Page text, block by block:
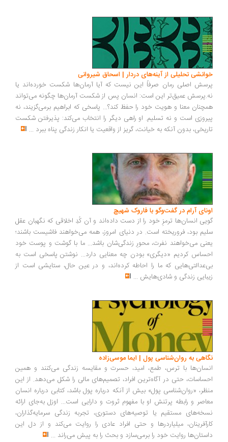
تحلیلی از آینه‌های دردار | اسحاق شیروانی
اصلی رمان صرفاً این نیست که آیا آرمان‌ها شکست خورده‌اند یا
عمیق‌تر این است: انسان پس از شکست آرمان‌ها چگونه می‌تواند
معنا و هویت خود را حفظ کند؟... پاسخی که ابراهیم برمی‌گزیند، نه
است و نه تسلیم. او راهی دیگر را انتخاب می‌کند: پذیرفتن شکست
بدون آنکه به خیانت، گریز از واقعیت یا انکار زندگی پناه ببرد...
آرام در گفت‌وگو با فاروک شهیچ‭
انسان‌ها ترمزِ خود را از دست داده‌اند و آن کُدِ اخلاقی که نگهبان عقل
بود، فروریخته است. در دنیای امروز، همه می‌خواهند فاشیست باشند؛
می‌خواهند نفرت، محورِ زندگی‌شان باشد... ما با گوشت و پوست خود
کردیم «دیگری» بودن چه معنایی دارد... نوشتن پاسخی است به
که ما را احاطه کرده‌اند، و در عین حال، ستایشی است از
زندگی و شادی‌هایش...
به روان‌شناسی پول | ایما موسی‌زاده
با ترس، طمع، امید، حسرت و مقایسه زندگی می‌کنند و همین
حتی در آگاه‌ترین افراد، تصمیم‌های مالی را شکل می‌دهد. از این
«روان‌شناسی پول» بیش از آنکه درباره پول باشد، کتابی درباره انسان
و رابطه پرتنش او با مفهوم ثروت و دارایی است... اوزل به‌جای ارائه
مستقیم یا توصیه‌های دستوری، تجربه زندگی سرمایه‌گذاران،
میلیاردرها و حتی افراد عادی را روایت می‌کند و از دل این
روایت خود را برمی‌سازد و بحث را به پیش می‌راند...